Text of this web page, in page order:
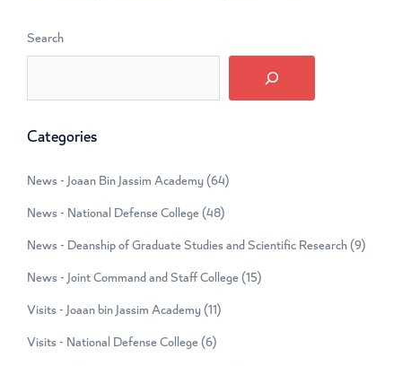
Search
Categories
News - Joaan Bin Jassim Academy(64)
News - National Defense College(48)
News - Deanship of Graduate Studies and Scientific Research(9)
News - Joint Command and Staff College(15)
Visits - Joaan bin Jassim Academy(11)
Visits - National Defense College(6)